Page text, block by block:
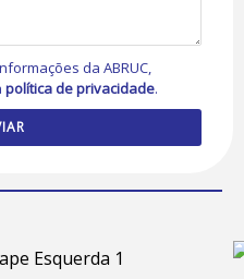
da ABRUC,
política de privacidade.